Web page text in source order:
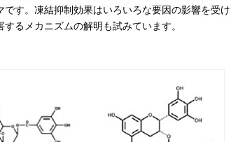
す。凍結抑制効果はいろいろな要因の影響を受け
るメカニズムの解明も試みています。